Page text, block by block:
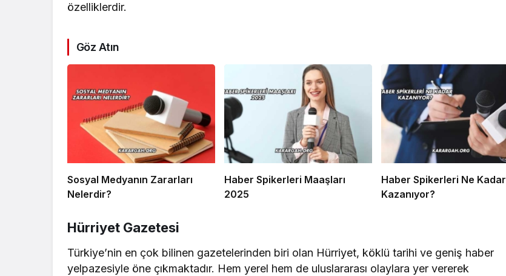
özelliklerdir.
Göz Atın
Sosyal Medyanın Zararları
Nelerdir?
Haber Spikerleri Maaşları
2025
Haber Spikerleri Ne Kadar
Kazanıyor?
Hürriyet Gazetesi
Türkiye’nin en çok bilinen gazetelerinden biri olan Hürriyet, köklü tarihi ve geniş haber
yelpazesiyle öne çıkmaktadır. Hem yerel hem de uluslararası olaylara yer vererek